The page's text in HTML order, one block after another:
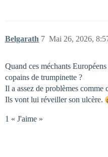
Belgarath Mai 26, 2026,
7
Quand ces méchants
copains de trumpinette ?
Il a assez de problèmes comme
Ils vont lui réveiller son ulcère.
1 « J'aime »